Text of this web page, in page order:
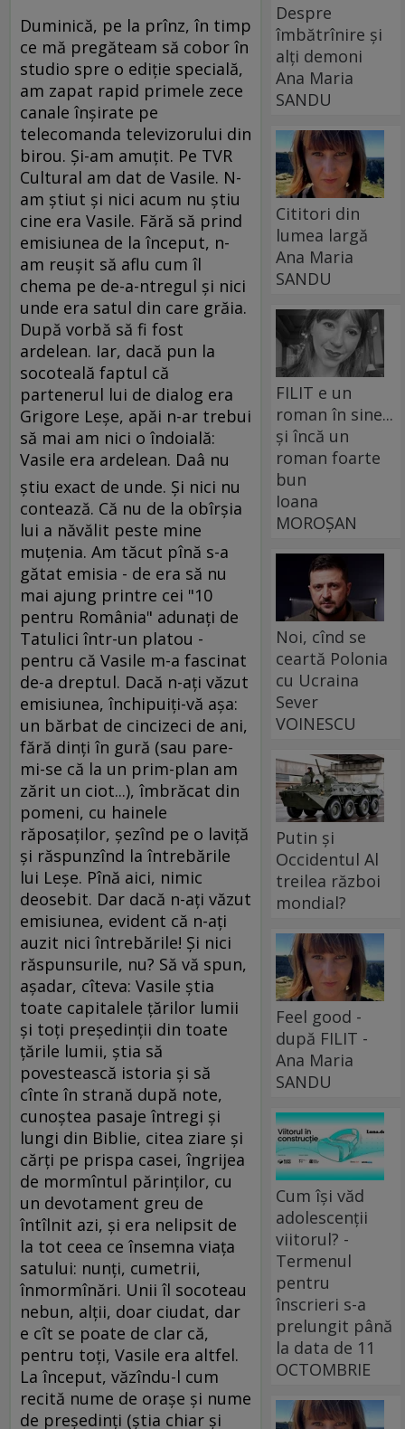
Duminică, pe la prînz, în timp
ce mă pregăteam să cobor în
studio spre o ediţie specială,
am zapat rapid primele zece
canale înşirate pe
telecomanda televizorului din
birou. Şi-am amuţit. Pe TVR
Cultural am dat de Vasile. N-
am ştiut şi nici acum nu ştiu
cine era Vasile. Fără să prind
emisiunea de la început, n-
am reuşit să aflu cum îl
chema pe de-a-ntregul şi nici
unde era satul din care grăia.
După vorbă să fi fost
ardelean. Iar, dacă pun la
socoteală faptul că
partenerul lui de dialog era
Grigore Leşe, apăi n-ar trebui
să mai am nici o îndoială:
Vasile era ardelean. Daâ nu
ştiu exact de unde. Şi nici nu
contează. Că nu de la obîrşia
lui a năvălit peste mine
muţenia. Am tăcut pînă s-a
gătat emisia - de era să nu
mai ajung printre cei "10
pentru România" adunaţi de
Tatulici într-un platou -
pentru că Vasile m-a fascinat
de-a dreptul. Dacă n-aţi văzut
emisiunea, închipuiţi-vă aşa:
un bărbat de cincizeci de ani,
fără dinţi în gură (sau pare-
mi-se că la un prim-plan am
zărit un ciot...), îmbrăcat din
pomeni, cu hainele
răposaţilor, şezînd pe o laviţă
şi răspunzînd la întrebările
lui Leşe. Pînă aici, nimic
deosebit. Dar dacă n-aţi văzut
emisiunea, evident că n-aţi
auzit nici întrebările! Şi nici
răspunsurile, nu? Să vă spun,
aşadar, cîteva: Vasile ştia
toate capitalele ţărilor lumii
şi toţi preşedinţii din toate
ţările lumii, ştia să
povestească istoria şi să
cînte în strană după note,
cunoştea pasaje întregi şi
lungi din Biblie, citea ziare şi
cărţi pe prispa casei, îngrijea
de mormîntul părinţilor, cu
un devotament greu de
întîlnit azi, şi era nelipsit de
la tot ceea ce însemna viaţa
satului: nunţi, cumetrii,
înmormînări. Unii îl socoteau
nebun, alţii, doar ciudat, dar
e cît se poate de clar că,
pentru toţi, Vasile era altfel.
La început, văzîndu-l cum
recită nume de oraşe şi nume
de preşedinţi (ştia chiar şi
Despre
îmbătrînire și
alți demoni
Ana Maria
SANDU
Cititori din
lumea largă
Ana Maria
SANDU
FILIT e un
roman în sine...
și încă un
roman foarte
bun
Ioana
MOROȘAN
Noi, cînd se
ceartă Polonia
cu Ucraina
Sever
VOINESCU
Putin și
Occidentul Al
treilea război
mondial?
Feel good -
după FILIT -
Ana Maria
SANDU
Cum își văd
adolescenții
viitorul? -
Termenul
pentru
înscrieri s-a
prelungit până
la data de 11
OCTOMBRIE